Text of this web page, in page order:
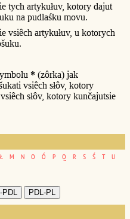
tych artykułuv, kotory dajut
na pudlaśku movu.
vsiêch artykułuv, u kotorych
* (zôrka) jak
vsiêch słôv, kotory
słôv, kotory kunčajutsie
Ł M N O Ó P Q R S Ś T
U